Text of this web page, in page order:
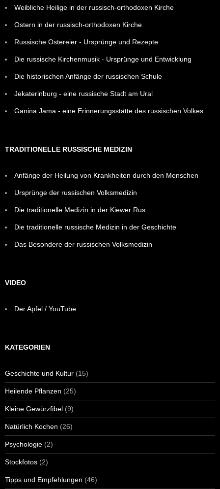
Weibliche Heilige in der russisch-orthodoxen Kirche
Ostern in der russisch-orthodoxen Kirche
Russische Ostereier - Ursprünge und Rezepte
Die russische Kirchenmusik - Ursprünge und Entwicklung
Die historischen Anfänge der russischen Schule
Jekaterinburg - eine russische Stadt am Ural
Ganina Jama - eine Erinnerungsstätte des russischen Volkes
TRADITIONELLE RUSSISCHE MEDIZIN
Anfänge der Heilung von Krankheiten durch den Menschen
Ursprünge der russischen Volksmedizin
Die traditionelle Medizin in der Kiewer Rus
Die traditionelle russische Medizin in der Geschichte
Das Besondere der russischen Volksmedizin
VIDEO
Der Apfel / YouTube
KATEGORIEN
Geschichte und Kultur (15)
Heilende Pflanzen (25)
Kleine Gewürzfibel (9)
Natürlich Kochen (26)
Psychologie (2)
Stockfotos (2)
Tipps und Empfehlungen (46)